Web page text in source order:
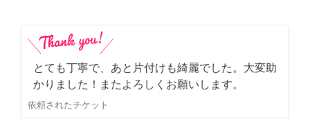
とても丁寧で、あと片付けも綺麗でした。大変助
かりました！またよろしくお願いします。
依頼されたチケット